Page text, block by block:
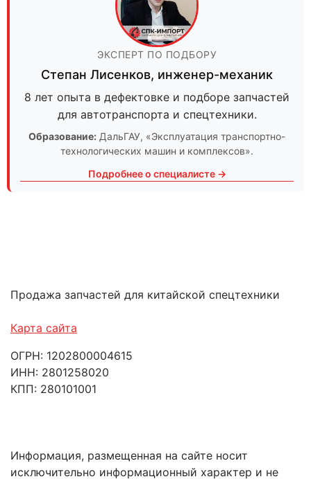
ЭКСПЕРТ ПО ПОДБОРУ
Степан Лисенков, инженер-механик
8 лет опыта в дефектовке и подборе запчастей
для автотранспорта и спецтехники.
Образование: ДальГАУ, «Эксплуатация транспортно-
технологических машин и комплексов».
Подробнее о специалисте →
Продажа запчастей для китайской спецтехники
Карта сайта
ОГРН: 1202800004615
ИНН: 2801258020
КПП: 280101001
Информация, размещенная на сайте носит
исключительно информационный характер и не